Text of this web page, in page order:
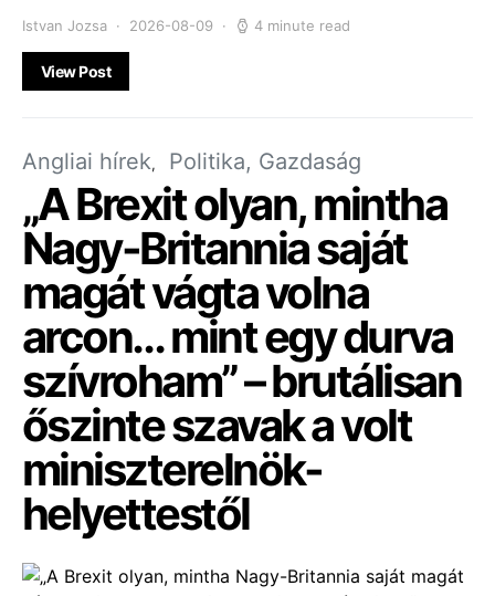
Istvan Jozsa 2026-08-09 4 minute read
View Post
Angliai hírek Politika, Gazdaság
„A Brexit olyan, mintha
Nagy-Britannia saját
magát vágta volna
arcon… mint egy durva
szívroham” – brutálisan
őszinte szavak a volt
miniszterelnök-
helyettestől